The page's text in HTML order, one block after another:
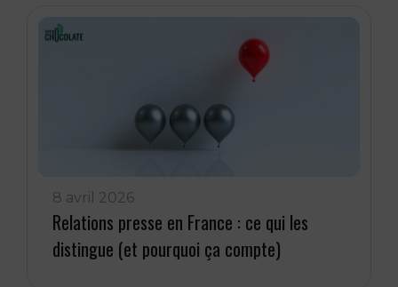
8 avril 2026
Relations presse en France : ce qui les
distingue (et pourquoi ça compte)